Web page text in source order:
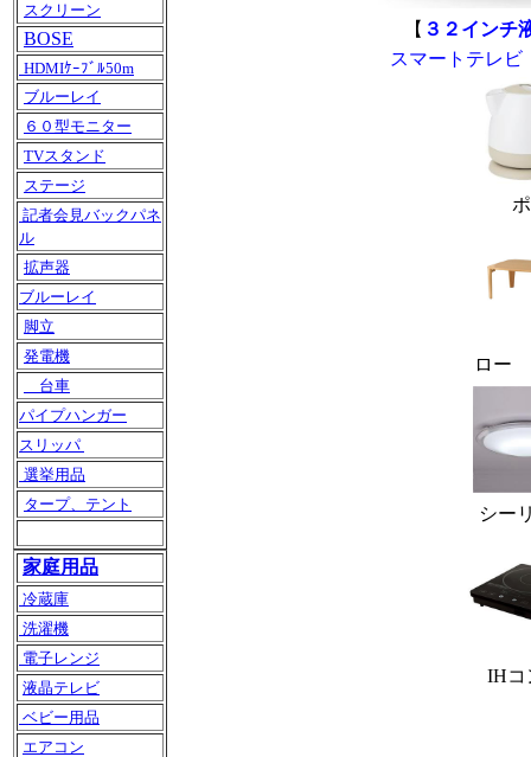
スクリーン
BOSE
HDMIｹｰﾌﾞﾙ50m
ブルーレイ
６０型モニター
TVスタンド
ステージ
記者会見バックパネ
ル
拡声器
ブルーレイ
脚立
発電機
台車
パイプハンガー
スリッパ
選挙用品
タープ、テント
家庭用品
冷蔵庫
洗濯機
電子レンジ
液晶テレビ
ベビー用品
エアコン
【 ３２インチ
スマートテレビ
ロー
シー
IHコ